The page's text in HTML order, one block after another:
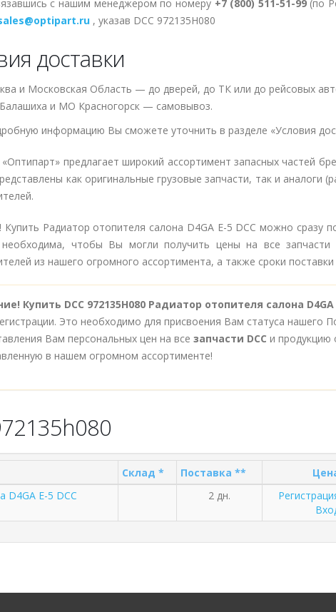
с нашим менеджером по номеру +7 (800) 511-51-99(по
, указав DCC 972135H080
доставки
и Московская Область — до дверей, до ТК или до рейсовых
и МО Красногорск — самовывоз.
информацию Вы сможете уточнить в разделе «Условия
предлагает широкий ассортимент запасных частей
как оригинальные грузовые запчасти, так и аналоги
Купить Радиатор отопителя салона D4GA E-5 DCC можно сразу
чтобы Вы могли получить цены на все запчасти
из нашего огромного ассортимента, а также сроки поставки
Купить DCC 972135H080 Радиатор отопителя салона D4GA
Это необходимо для присвоения Вам статуса нашего
Вам персональных цен на все запчасти DCC и продукцию
в нашем огромном ассортименте!
Склад * Поставка **
D4GA E-5 DCC 2 дн.